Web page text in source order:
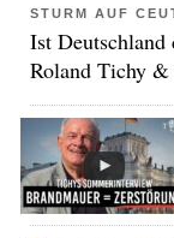
STURM AUF
Ist Deutschland
Roland Tichy